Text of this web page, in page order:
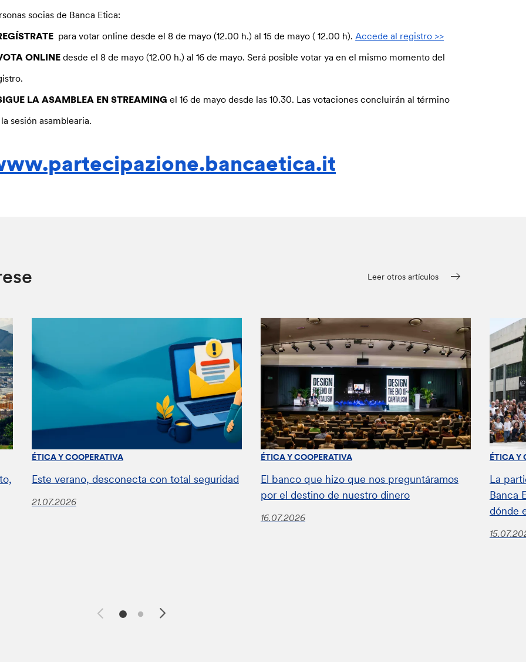
socias de Banca Etica:
para votar online desde el 8 de mayo (12.00 h.) al 15 de mayo ( 12.00 h). Accede al registro >>
ONLINEdesde el 8 de mayo (12.00 h.) al 16 de mayo. Será posible votar ya en el mismo momento del
LA ASAMBLEA EN STREAMING el 16 de mayo desde las 10.30. Las votaciones concluirán al término
sesión asamblearia.
Leer otros artículos
ÉTICA Y COOPERATIVA
Este verano, desconecta con total seguridad
21.07.2026
ÉTICA Y COOPERATIVA
El banco que hizo que nos preguntáramos
por el destino de nuestro dinero
16.07.2026
ÉTICA Y
La
Banca
dónde